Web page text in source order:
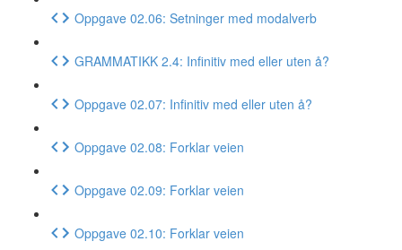
Oppgave 02.06: Setninger med modalverb
GRAMMATIKK 2.4: Infinitiv med eller uten å?
Oppgave 02.07: Infinitiv med eller uten å?
Oppgave 02.08: Forklar veien
Oppgave 02.09: Forklar veien
Oppgave 02.10: Forklar veien